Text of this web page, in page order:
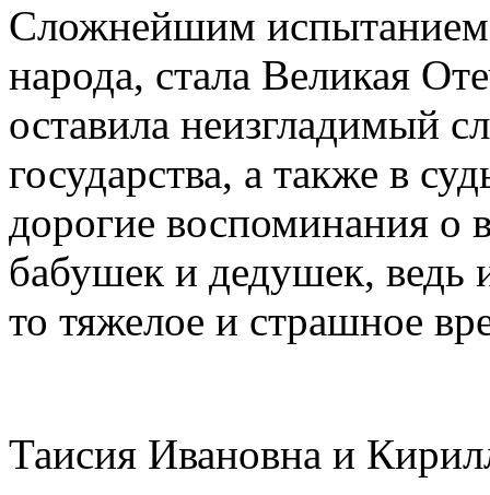
Сложнейшим
народа, стала Великая
оставила неизгладимый
государства, а также в
дорогие воспоминания о
бабушек и дедушек,
то тяжелое и страшное
Таисия Ивановна и